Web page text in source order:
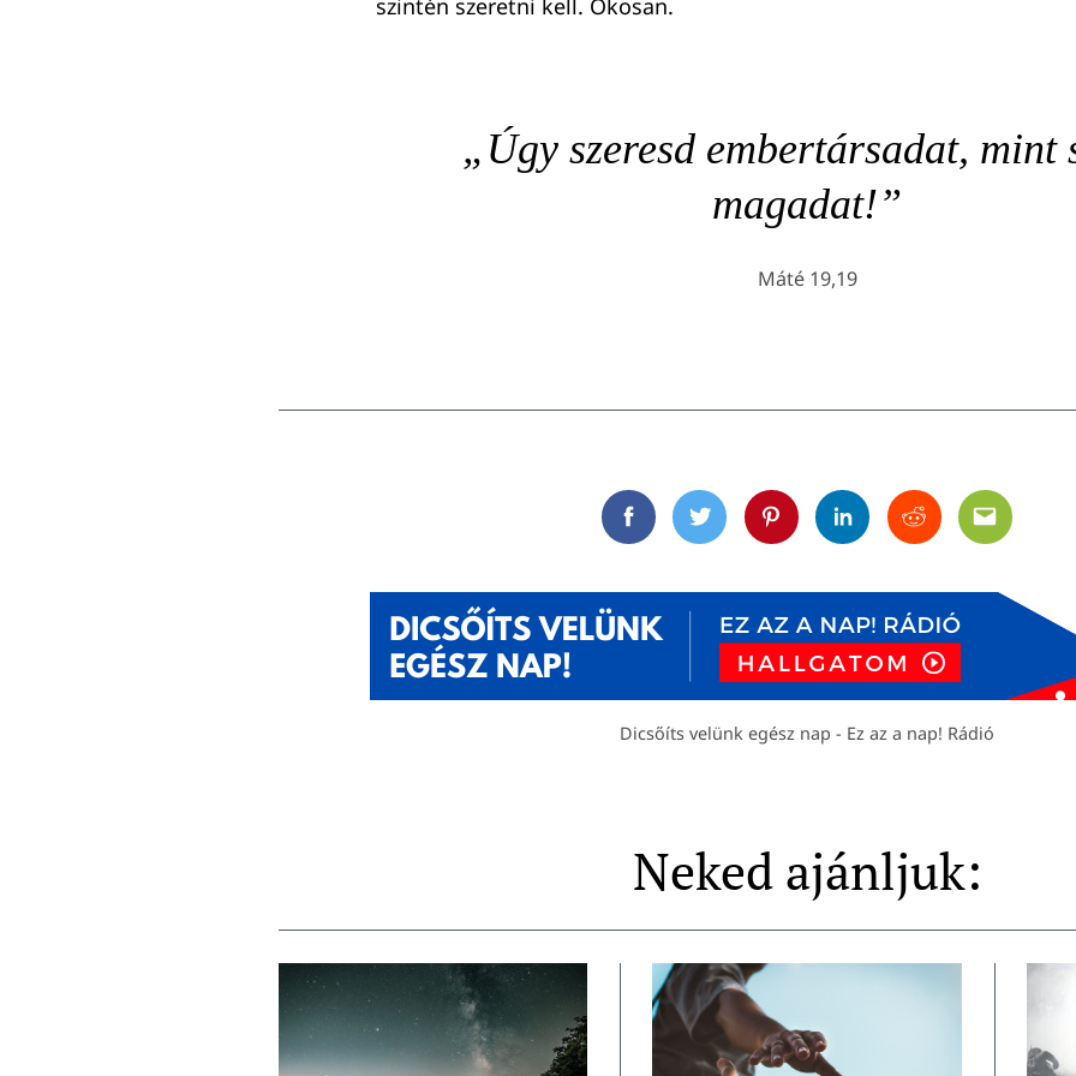
szintén szeretni kell. Okosan.
„Úgy szeresd embertársadat, mint
magadat!”
Máté 19,19
FacebookTwitterPinterestLinkedinRedditEmail
Dicsőíts velünk egész nap - Ez az a nap! Rádió
Neked ajánljuk: